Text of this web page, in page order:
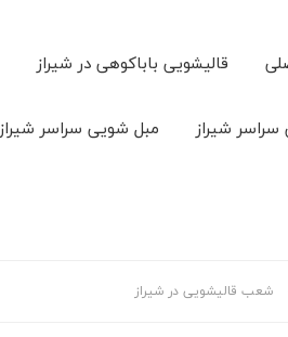
قالیشویی باباکوهی در شیراز
سراسر شیراز مبل شویی سراسر شیراز
شعب قالیشویی در شیراز